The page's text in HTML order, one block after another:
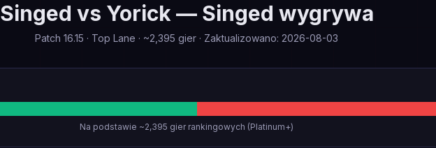
Singed vs Yorick — Singed wygrywa
Patch 16.15 · Top Lane · ~2,395 gier · Zaktualizowano: 2026-08-03
Na podstawie ~2,395 gier rankingowych (Platinum+)